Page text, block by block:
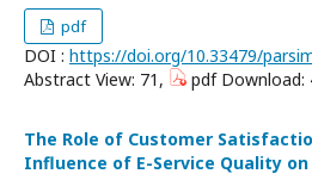
pdf
DOI : https://doi.org/10.33479/
Abstract View: 71,
pdf Download:
The Role of Customer
Influence of E-Service Quality